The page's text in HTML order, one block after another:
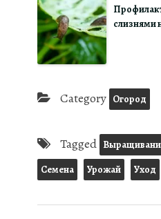
слизнями
Category Огород
Tagged
Семена
Урожай Уход